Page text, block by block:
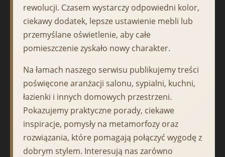
rewolucji. Czasem wystarczy odpowiedni kolor,
ciekawy dodatek, lepsze ustawienie mebli lub
przemyślane oświetlenie, aby całe
pomieszczenie zyskało nowy charakter.
Na łamach naszego serwisu publikujemy treści
poświęcone aranżacji salonu, sypialni, kuchni,
łazienki i innych domowych przestrzeni.
Pokazujemy praktyczne porady, ciekawe
inspiracje, pomysły na metamorfozy oraz
rozwiązania, które pomagają połączyć wygodę z
dobrym stylem. Interesują nas zarówno